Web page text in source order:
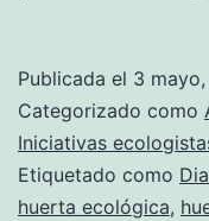
Publicada el 3
Categorizado como
Iniciativas
Etiquetado como
huerta ecológica,